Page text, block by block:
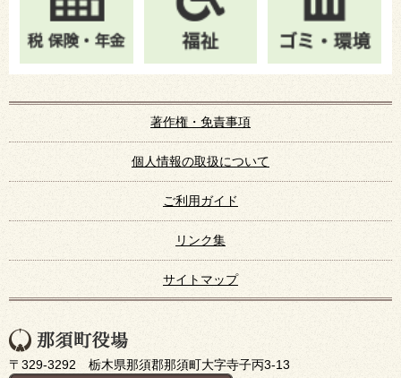
著作権・免責事項
個人情報の取扱について
ご利用ガイド
リンク集
サイトマップ
〒329-3292 栃木県那須郡那須町大字寺子丙3-13